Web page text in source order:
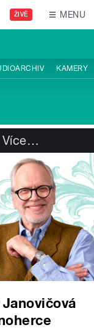
ŽIVĚ MENU
KAMERY
Více…